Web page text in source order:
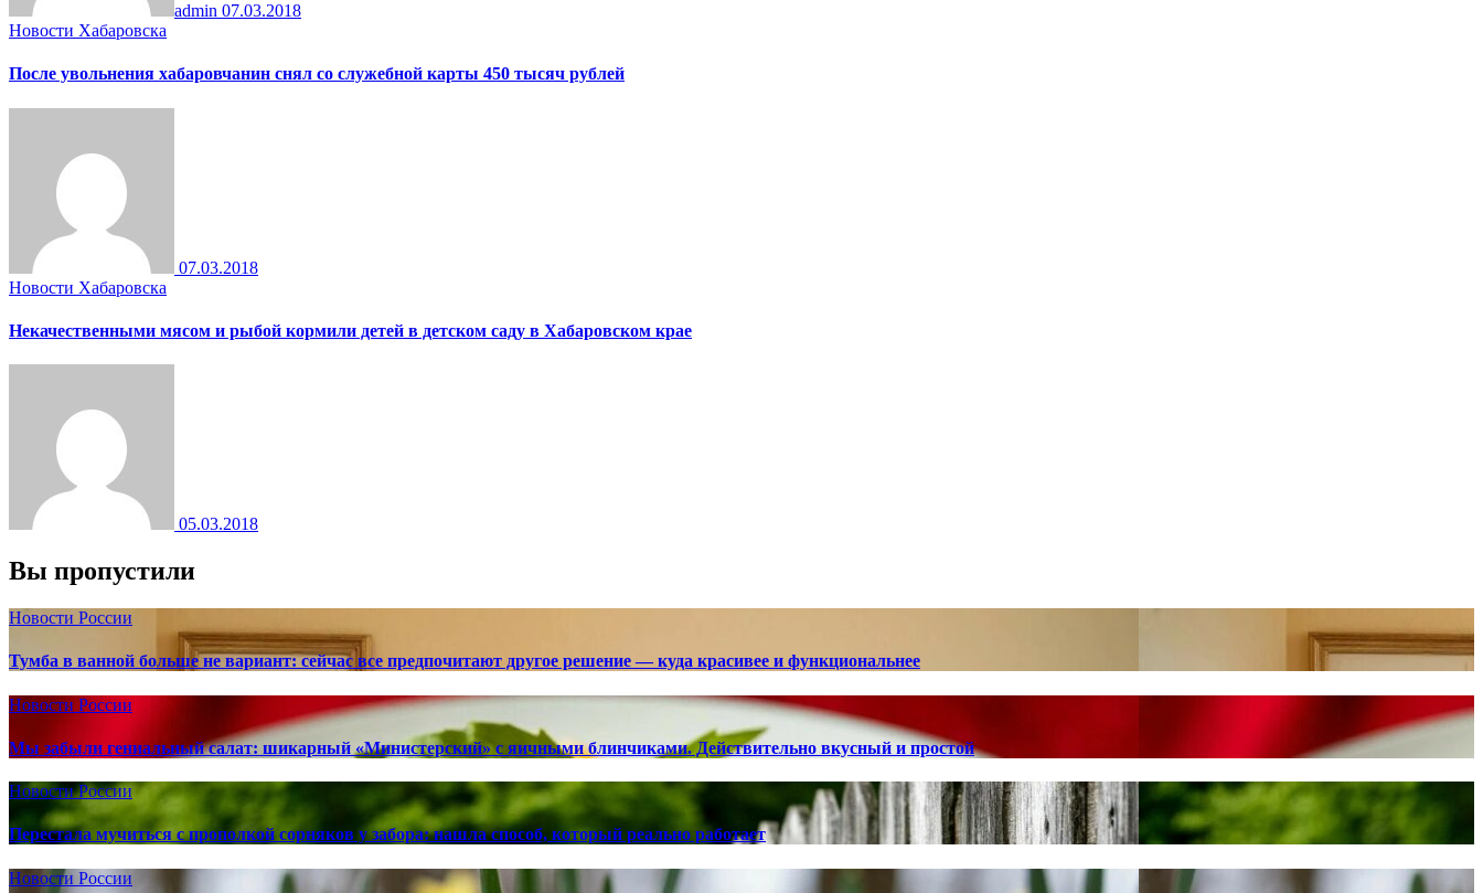
admin 07.03.2018
Новости Хабаровска
После увольнения хабаровчанин снял со служебной карты 450 тысяч рублей
07.03.2018
Новости Хабаровска
Некачественными мясом и рыбой кормили детей в детском саду в Хабаровском крае
05.03.2018
Вы пропустили
Новости России
Тумба в ванной больше не вариант: сейчас все предпочитают другое решение — куда красивее и функциональнее
Новости России
Мы забыли гениальный салат: шикарный «Министерский» с яичными блинчиками. Действительно вкусный и простой
Новости России
Перестала мучиться с прополкой сорняков у забора: нашла способ, который реально работает
Новости России